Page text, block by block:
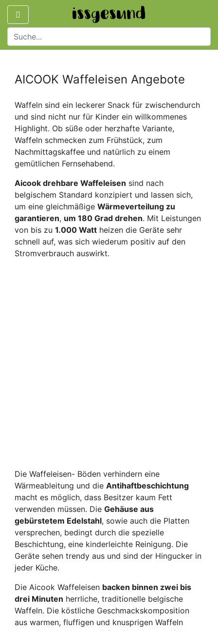
AICOOK Waffeleisen Angebote
Waffeln sind ein leckerer Snack für zwischendurch
und sind nicht nur für Kinder ein willkommenes
Highlight. Ob süße oder herzhafte Variante,
Waffeln schmecken zum Frühstück, zum
Nachmittagskaffee und natürlich zu einem
gemütlichen Fernsehabend.
Aicook drehbare Waffeleisen sind nach
belgischem Standard konzipiert und lassen sich,
um eine gleichmäßige Wärmeverteilung zu
garantieren, um 180 Grad drehen. Mit Leistungen
von bis zu 1.000 Watt heizen die Geräte sehr
schnell auf, was sich wiederum positiv auf den
Stromverbrauch auswirkt.
Die Waffeleisen- Böden verhindern eine
Wärmeableitung und die Antihaftbeschichtung
macht es möglich, dass Besitzer kaum Fett
verwenden müssen. Die Gehäuse aus
gebürstetem Edelstahl, sowie auch die Platten
versprechen, bedingt durch die spezielle
Beschichtung, eine kinderleichte Reinigung. Die
Geräte sehen trendy aus und sind der Hingucker in
jeder Küche.
Die Aicook Waffeleisen backen binnen zwei bis
drei Minuten herrliche, traditionelle belgische
Waffeln. Die köstliche Geschmackskomposition
aus warmen, fluffigen und knusprigen Waffeln